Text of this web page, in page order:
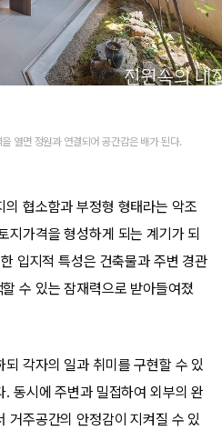
열면 정원과 연결되어 공간감은 배가 된다.
협소함과 부정형 형태라는 악조
지가격을 형성하게 되는 계기가 되
입지적 특성은 건축물과 주변 경관
수 있는 잠재력으로 받아들여졌
각자의 일과 취미를 구현할 수 있
동시에 주변과 밀접하여 외부의 완
거주공간의 안정감이 지켜질 수 있